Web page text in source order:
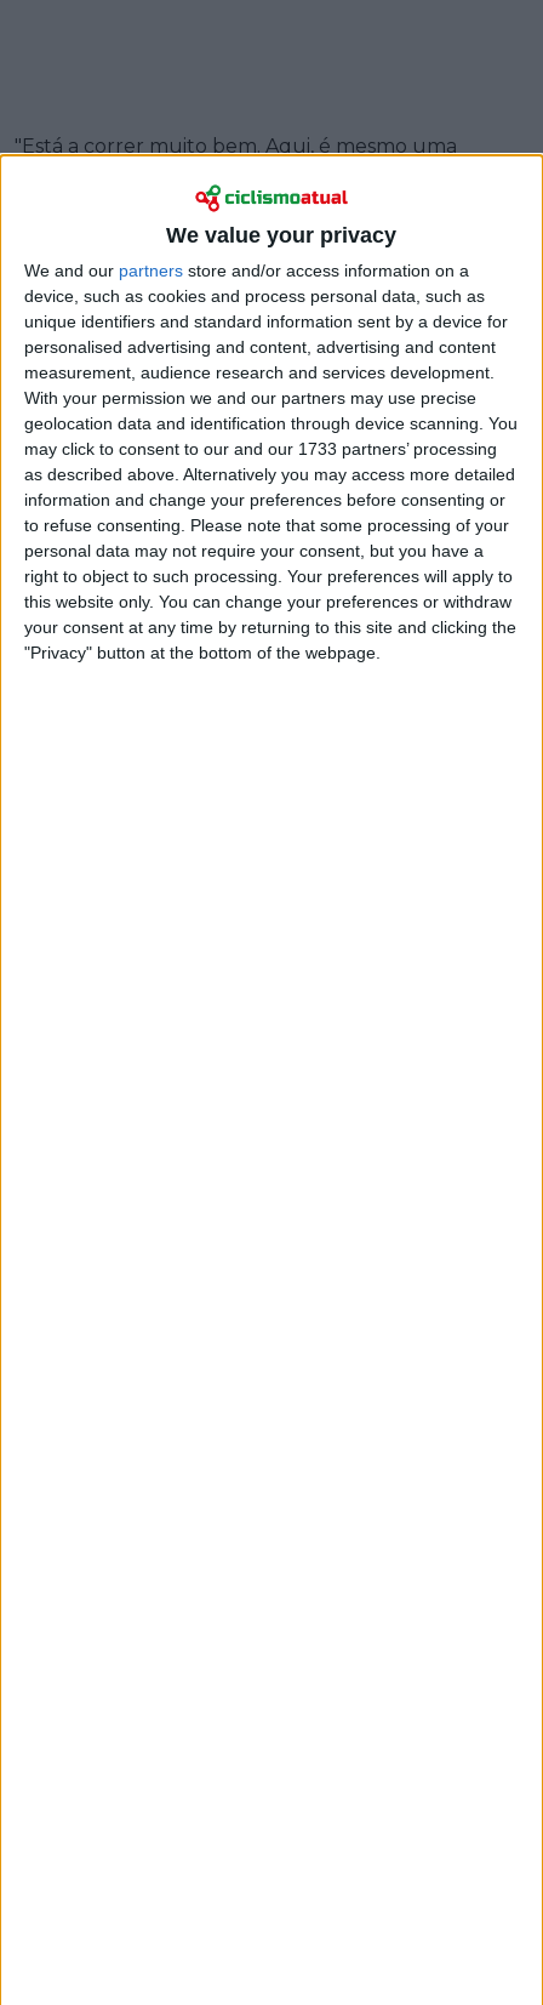
We value your privacy
We and our partners store and/or access information on a
device, such as cookies and process personal data, such as
unique identifiers and standard information sent by a device for
personalised advertising and content, advertising and content
measurement, audience research and services development.
With your permission we and our partners may use precise
geolocation data and identification through device scanning. You
may click to consent to our and our 1733 partners’ processing
as described above. Alternatively you may access more detailed
information and change your preferences before consenting or
to refuse consenting. Please note that some processing of your
personal data may not require your consent, but you have a
right to object to such processing. Your preferences will apply to
this website only. You can change your preferences or withdraw
your consent at any time by returning to this site and clicking the
"Privacy" button at the bottom of the webpage.
"Está a correr muito bem. Aqui, é mesmo uma
subestimou um pouco. Por isso, estou também feliz
por ter participado no contrarrelógio e agora estar
aqui por um período prolongado, mesmo que seja
um longo tempo fora de casa", afirmou Arensman ao
In de Leiderstrui . "Foi também bom da parte da
federação ter trazido os outros rapazes mais cedo,
para que todos tenham tempo para se adaptar".
O ciclista neerlandês também precisou muito deste
período de aclimatação, pois relatou que nos
primeiros dias estava muito abaixo do seu nível
habitual. "No treino, já estava a aproximar-me da
minha potência, enquanto anteriormente estava a
falhar 30 ou 40 watts. 'Felizmente', Anna [van der
Breggen] e Demi [Vollering] estavam na mesma
situação, porque por vezes pode ser mentalmente
difícil de aceitar quando estamos muito abaixo dos